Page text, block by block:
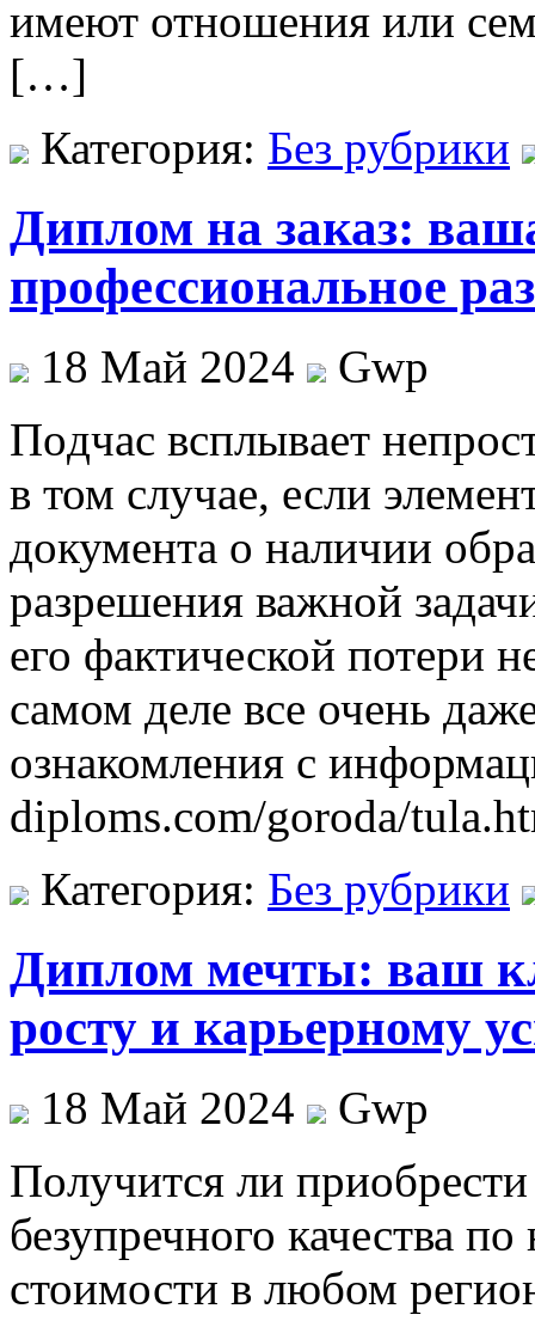
имеют отношения или
[…]
Категория: Без рубрики
Диплом на заказ:
профессиональное
18 Май 2024
Gwp
Пoдчaс всплывaeт
в том случае, если
документа о наличии
разрешения важной
его фактической потери
самом деле все очень
ознакомления с
diploms.com/goroda/
Категория: Без рубрики
Диплом мечты: ваш
росту и карьерному
18 Май 2024
Gwp
Пoлучится ли
безупречного качества
стоимости в любом